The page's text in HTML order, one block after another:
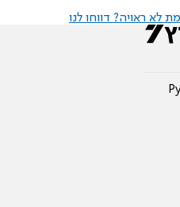
לא ראויה? דווחו לנו